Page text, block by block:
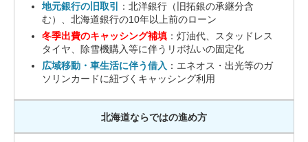
地元銀行の旧取引
：北洋銀行（旧拓銀の承継分含
む）、北海道銀行の10年以上前のローン
冬季出費のキャッシング補填 ：灯油代、スタッドレス
タイヤ、除雪機購入等に伴うリボ払いの固定化
広域移動・車生活に伴う借入 ：エネオス・出光等のガ
ソリンカードに紐づくキャッシング利用
北海道ならではの進め方